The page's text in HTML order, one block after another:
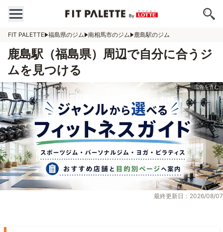
FIT PALETTE 福島県のジム 南相馬市のジム 鹿島駅のジム
鹿島駅（福島県）周辺で自分に合うジ
ムを見つける
最終更新日：2026/08/07